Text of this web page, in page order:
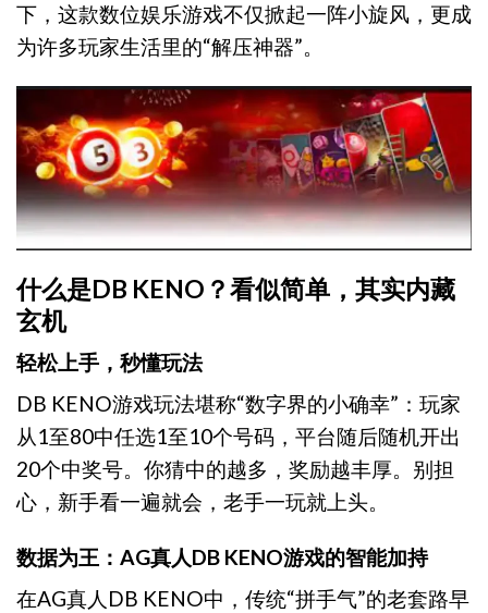
下，这款数位娱乐游戏不仅掀起一阵小旋风，更成
为许多玩家生活里的“解压神器”。
什么是DB KENO？看似简单，其实内藏
玄机
轻松上手，秒懂玩法
DB KENO游戏玩法堪称“数字界的小确幸”：玩家
从1至80中任选1至10个号码，平台随后随机开出
20个中奖号。你猜中的越多，奖励越丰厚。别担
心，新手看一遍就会，老手一玩就上头。
数据为王：AG真人DB KENO游戏的智能加持
在AG真人DB KENO中，传统“拼手气”的老套路早